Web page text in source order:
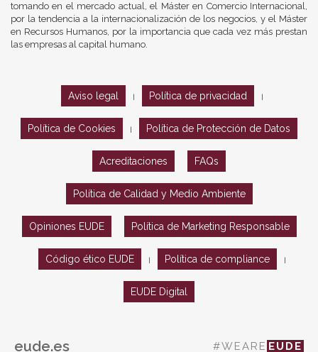
tomando en el mercado actual, el Máster en Comercio Internacional,
por la tendencia a la internacionalización de los negocios, y el Máster
en Recursos Humanos, por la importancia que cada vez más prestan
las empresas al capital humano.
Aviso legal Política de privacidad
Política de Cookies Política de Protección de Datos
Acreditaciones FAQs
Política de Calidad y Medio Ambiente
Opiniones EUDE Política de Marketing Responsable
Código ético EUDE Política de compliance
EUDE Digital
eude.es #WEARE EUDE